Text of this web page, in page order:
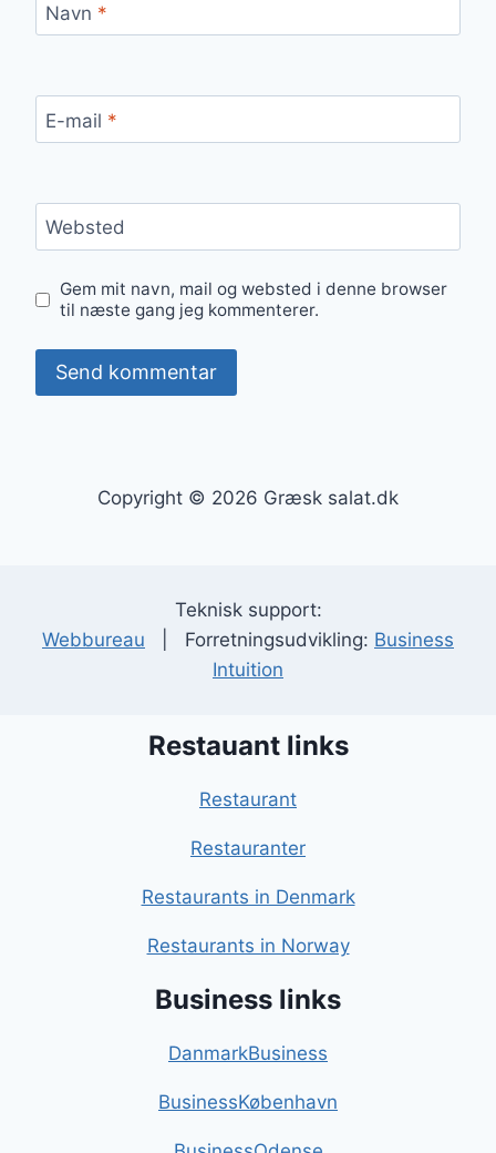
Navn *
E-mail *
Websted
Gem mit navn, mail og websted i denne browser
til næste gang jeg kommenterer.
Copyright © 2026 Græsk salat.dk
Teknisk support:
Webbureau | Forretningsudvikling: Business
Intuition
Restauant links
Restaurant
Restauranter
Restaurants in Denmark
Restaurants in Norway
Business links
DanmarkBusiness
BusinessKøbenhavn